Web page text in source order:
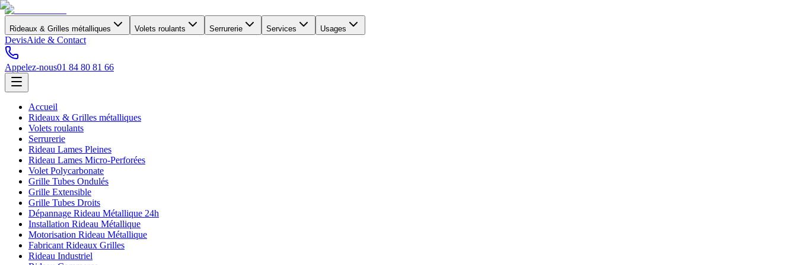
Rideaux & Grilles métalliques Volets roulants Serrurerie Services Usages
DevisAide & Contact
Appelez-nous01 84 80 81 66
Accueil
Rideaux & Grilles métalliques
Volets roulants
Serrurerie
Rideau Lames Pleines
Rideau Lames Micro-Perforées
Volet Polycarbonate
Grille Tubes Ondulés
Grille Extensible
Grille Tubes Droits
Dépannage Rideau Métallique 24h
Installation Rideau Métallique
Motorisation Rideau Métallique
Fabricant Rideaux Grilles
Rideau Industriel